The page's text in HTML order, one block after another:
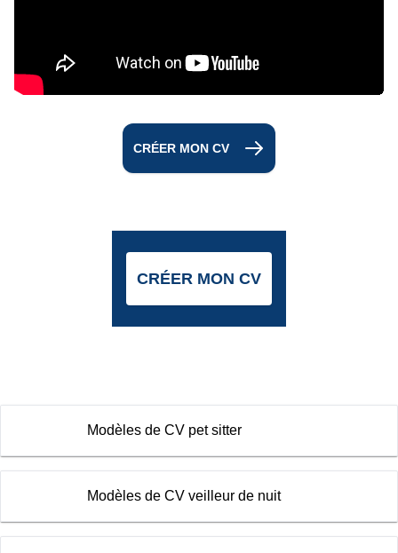
CRÉER MON CV
CRÉER MON CV
Modèles de CV pet sitter
Modèles de CV veilleur de nuit